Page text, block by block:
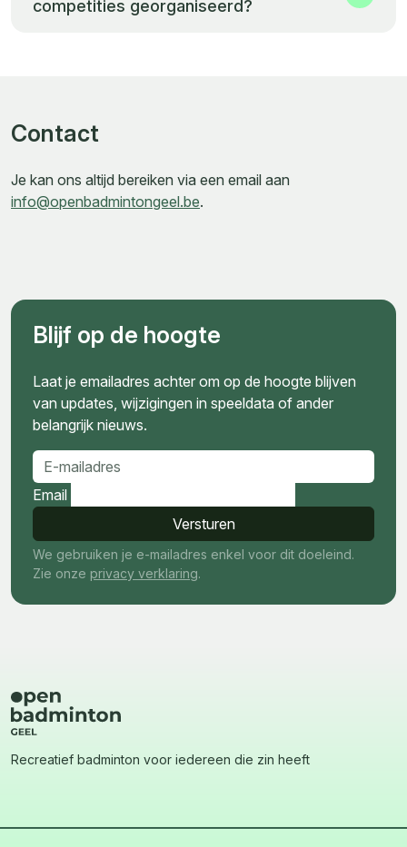
competities georganiseerd?
Contact
Je kan ons altijd bereiken via een email aan
info@openbadmintongeel.be.
Blijf op de hoogte
Laat je emailadres achter om op de hoogte blijven
van updates, wijzigingen in speeldata of ander
belangrijk nieuws.
E-mailadres
Email
Versturen
We gebruiken je e-mailadres enkel voor dit doeleind.
Zie onze privacy verklaring.
Recreatief badminton voor iedereen die zin heeft